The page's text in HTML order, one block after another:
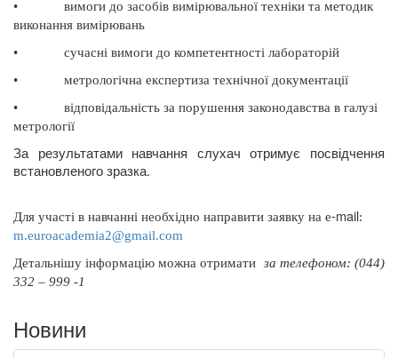
•
вимоги до засобів вимірювальної техніки та методик
виконання вимірювань
•
сучасні вимоги до компетентності лабораторій
•
метрологічна експертиза технічної документації
•
відповідальність за порушення законодавства в галузі
метрології
За результатами навчання слухач отримує посвідчення
встановленого зразка.
Для участі в навчанні необхідно направити заявку на e-mail:
m.euroacademia2@gmail.com
Детальнішу інформацію можна отримати за телефоном: (044)
332 – 999 -1
Новини